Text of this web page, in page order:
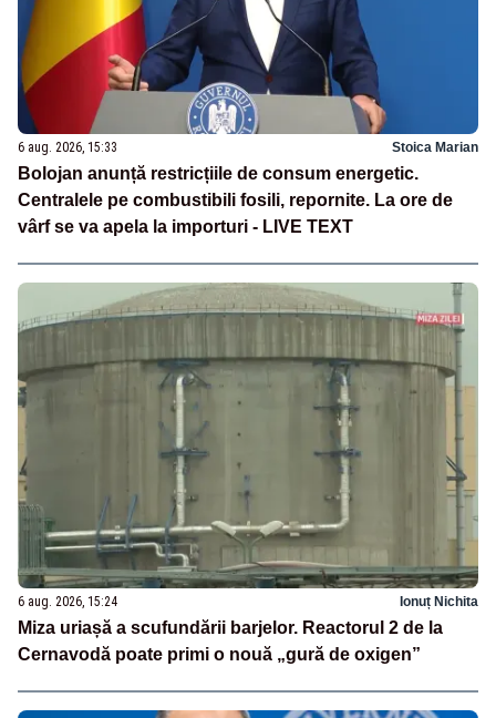
6 aug. 2026, 15:33 Stoica Marian
Bolojan anunță restricțiile de consum energetic.
Centralele pe combustibili fosili, repornite. La ore de
vârf se va apela la importuri - LIVE TEXT
6 aug. 2026, 15:24 Ionuț Nichita
Miza uriașă a scufundării barjelor. Reactorul 2 de la
Cernavodă poate primi o nouă „gură de oxigen”